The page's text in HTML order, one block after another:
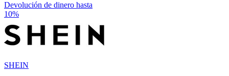
Devolución de dinero hasta
10%
SHEIN